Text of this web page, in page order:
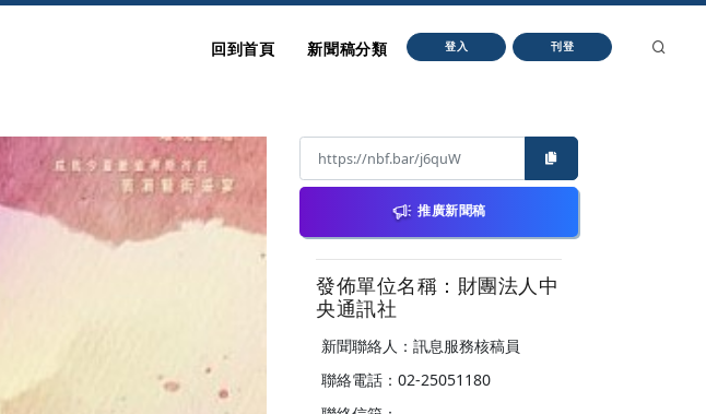
回到首頁 新聞稿分類 登入 刊登
推廣新聞稿
發佈單位名稱：財團法人中
央通訊社
新聞聯絡人：訊息服務核稿員
聯絡電話：02-25051180